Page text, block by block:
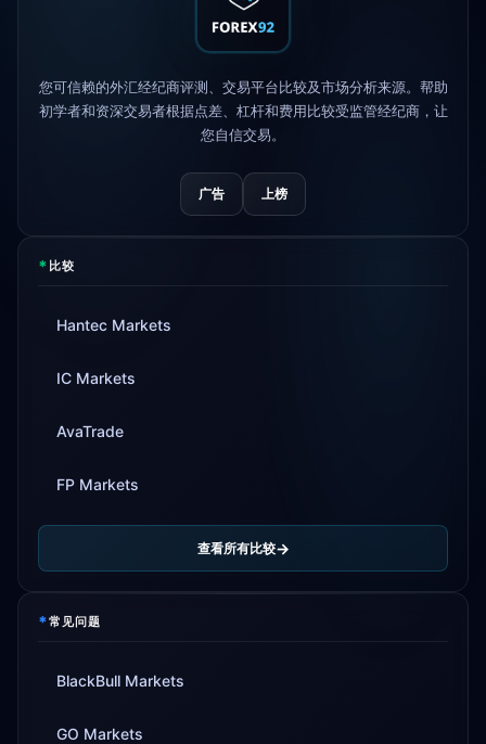
失去监管牌照
Tickmill提现速度现为24小时 4d
您可信赖的外汇经纪商评测、交易平台比较及市场分析来源。帮助
初学者和资深交易者根据点差、杠杆和费用比较受监管经纪商，让
您自信交易。
广告 上榜
* 比较
Hantec Markets
IC Markets
AvaTrade
FP Markets
查看所有比较
*常见问题
BlackBull Markets
GO Markets